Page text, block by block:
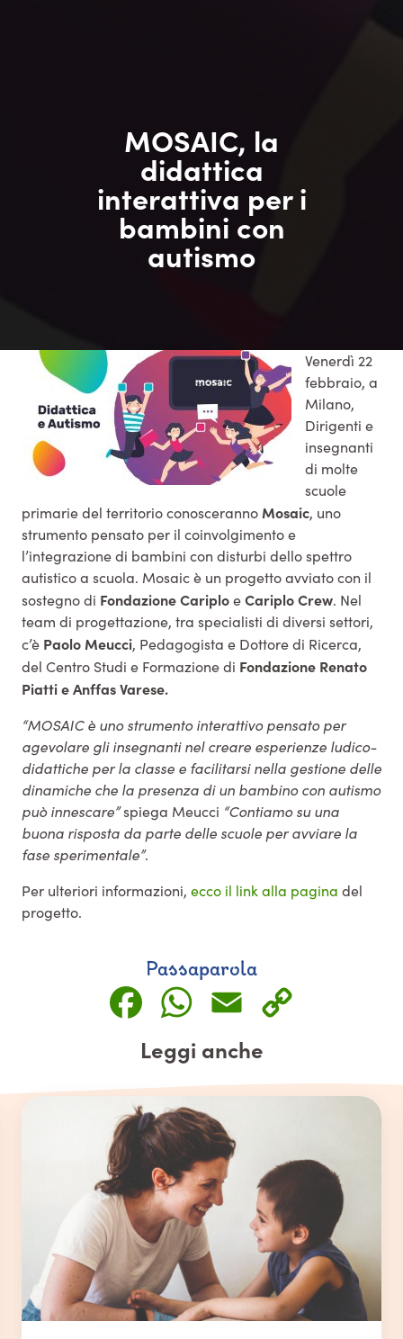
MOSAIC, la
didattica
interattiva per i
bambini con
autismo
Venerdì 22
febbraio, a
Milano,
Dirigenti e
insegnanti
di molte
scuole
primarie del territorio conosceranno Mosaic, uno
strumento pensato per il coinvolgimento e
l’integrazione di bambini con disturbi dello spettro
autistico a scuola. Mosaic è un progetto avviato con il
sostegno di Fondazione CariploeCariplo Crew. Nel
team di progettazione, tra specialisti di diversi settori,
c’è Paolo Meucci, Pedagogista e Dottore di Ricerca,
del Centro Studi e Formazione di Fondazione Renato
Piatti e Anffas Varese.
“MOSAIC è uno strumento interattivo pensato per
agevolare gli insegnanti nel creare esperienze ludico-
didattiche per la classe e facilitarsi nella gestione delle
dinamiche che la presenza di un bambino con autismo
può innescare”spiega Meucci “Contiamo su una
buona risposta da parte delle scuole per avviare la
fase sperimentale”.
Per ulteriori informazioni, ecco il link alla pagina del
progetto.
Passaparola
Facebook
WhatsApp
Email
Leggi anche